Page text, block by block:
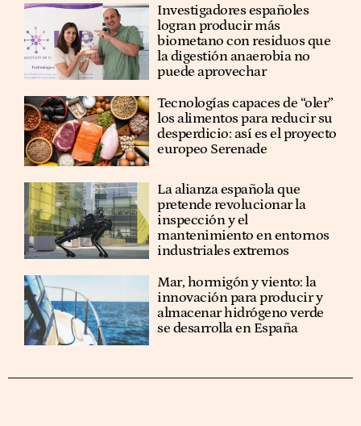
Investigadores españoles
logran producir más
biometano con residuos que
la digestión anaerobia no
puede aprovechar
Tecnologías capaces de “oler”
los alimentos para reducir su
desperdicio: así es el proyecto
europeo Serenade
La alianza española que
pretende revolucionar la
inspección y el
mantenimiento en entornos
industriales extremos
Mar, hormigón y viento: la
innovación para producir y
almacenar hidrógeno verde
se desarrolla en España